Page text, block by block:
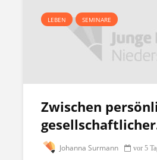
LEBEN SEMINARE
Zwischen
Johanna Surmann vor 5